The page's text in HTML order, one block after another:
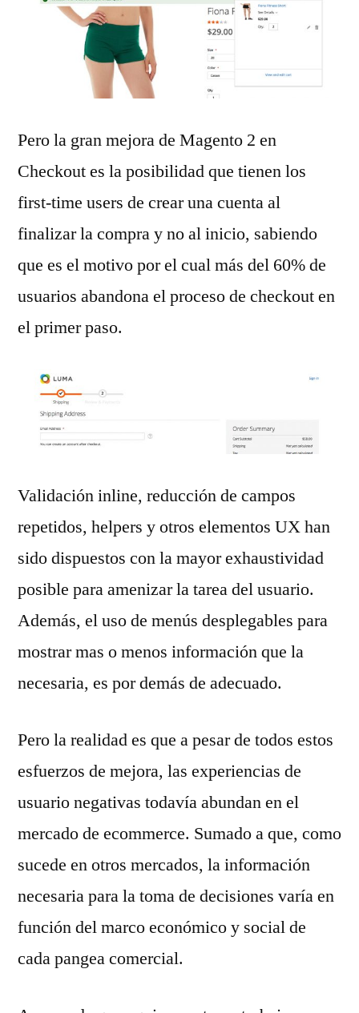
Pero la gran mejora de Magento 2 en
Checkout es la posibilidad que tienen los
first-time users de crear una cuenta al
finalizar la compra y no al inicio, sabiendo
que es el motivo por el cual más del 60% de
usuarios abandona el proceso de checkout en
el primer paso.
Validación inline, reducción de campos
repetidos, helpers y otros elementos UX han
sido dispuestos con la mayor exhaustividad
posible para amenizar la tarea del usuario.
Además, el uso de menús desplegables para
mostrar mas o menos información que la
necesaria, es por demás de adecuado.
Pero la realidad es que a pesar de todos estos
esfuerzos de mejora, las experiencias de
usuario negativas todavía abundan en el
mercado de ecommerce. Sumado a que, como
sucede en otros mercados, la información
necesaria para la toma de decisiones varía en
función del marco económico y social de
cada pangea comercial.